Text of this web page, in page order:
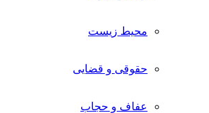
محیط زیست
حقوقی و قضایی
عفاف و حجاب